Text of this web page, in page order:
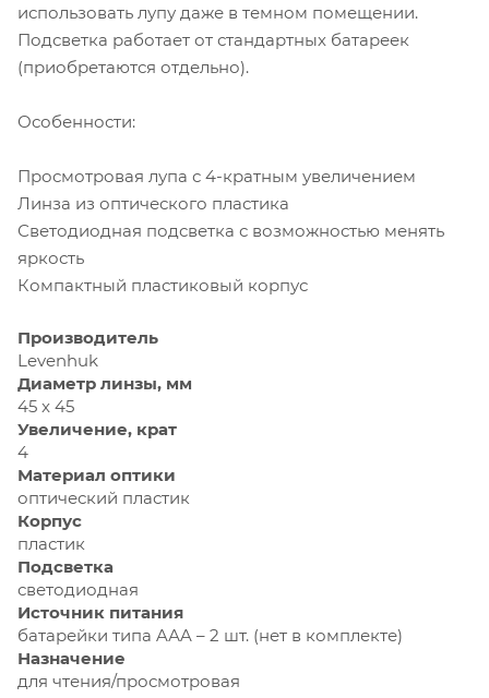
использовать лупу даже в темном помещении.
Подсветка работает от стандартных батареек
(приобретаются отдельно).
Особенности:
Просмотровая лупа с 4-кратным увеличением
Линза из оптического пластика
Светодиодная подсветка с возможностью менять
яркость
Компактный пластиковый корпус
Производитель
Levenhuk
Диаметр линзы, мм
45 x 45
Увеличение, крат
4
Материал оптики
оптический пластик
Корпус
пластик
Подсветка
светодиодная
Источник питания
батарейки типа AАA – 2 шт. (нет в комплекте)
Назначение
для чтения/просмотровая